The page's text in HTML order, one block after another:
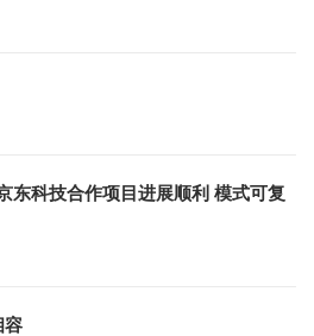
东科技合作项目进展顺利 模式可复
容